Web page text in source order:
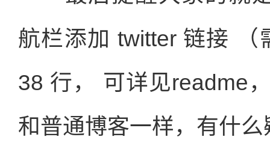
航栏添加 twitter 链接 （
38 行， 可详见readme
和普通博客一样，有什